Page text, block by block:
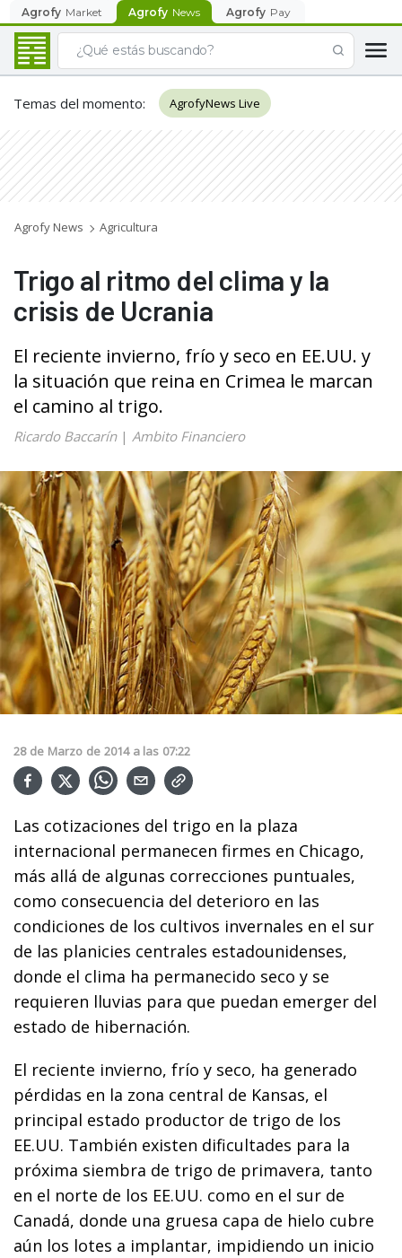
Agrofy Market Agrofy News Agrofy Pay
Temas del momento: AgrofyNews Live
Agrofy News Agricultura
Trigo al ritmo del clima y la
crisis de Ucrania
El reciente invierno, frío y seco en EE.UU. y
la situación que reina en Crimea le marcan
el camino al trigo.
Ricardo Baccarín| Ambito Financiero
28 de Marzo de 2014 a las 07:22
Las cotizaciones del trigo en la plaza
internacional permanecen firmes en Chicago,
más allá de algunas correcciones puntuales,
como consecuencia del deterioro en las
condiciones de los cultivos invernales en el sur
de las planicies centrales estadounidenses,
donde el clima ha permanecido seco y se
requieren lluvias para que puedan emerger del
estado de hibernación.
El reciente invierno, frío y seco, ha generado
pérdidas en la zona central de Kansas, el
principal estado productor de trigo de los
EE.UU. También existen dificultades para la
próxima siembra de trigo de primavera, tanto
en el norte de los EE.UU. como en el sur de
Canadá, donde una gruesa capa de hielo cubre
aún los lotes a implantar, impidiendo un inicio